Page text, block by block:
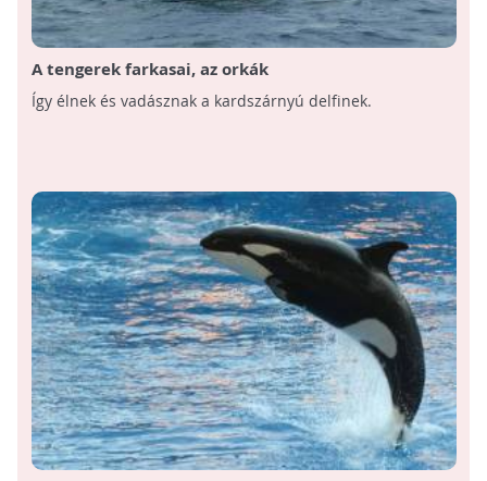
A tengerek farkasai, az orkák
Így élnek és vadásznak a kardszárnyú delfinek.